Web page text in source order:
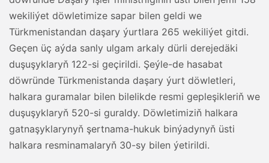
wekiliýet döwletimize sapar bilen geldi we
Türkmenistandan daşary ýurtlara 265 wekiliýet gitdi.
Geçen üç aýda sanly ulgam arkaly dürli derejedäki
duşuşyklaryň 122-si geçirildi. Şeýle-de hasabat
döwründe Türkmenistanda daşary ýurt döwletleri,
halkara guramalar bilen bilelikde resmi gepleşikleriň we
duşuşyklaryň 520-si guraldy. Döwletimiziň halkara
gatnaşyklarynyň şertnama-hukuk binýadynyň üsti
halkara resminamalaryň 30-sy bilen ýetirildi.